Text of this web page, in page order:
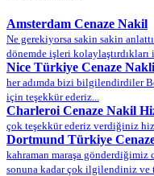
Amsterdam Cenaze Nakil
Ne gerekiyorsa sakin sakin
dönemde işleri kolaylaştırdıkları
Nice Türkiye Cenaze Nakli
her adımda bizi bilgilendirdiler
için teşekkür ederiz...
Charleroi Cenaze Nakil
çok teşekkür ederiz verdiğiniz
Dortmund Türkiye
kahraman maraşa gönderdiğimiz
sonuna kadar çok ilgilendiniz ve